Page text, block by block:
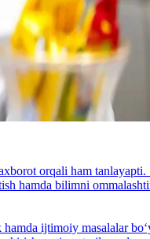
orqali ham
hamda bilimni
ijtimoiy masalalar